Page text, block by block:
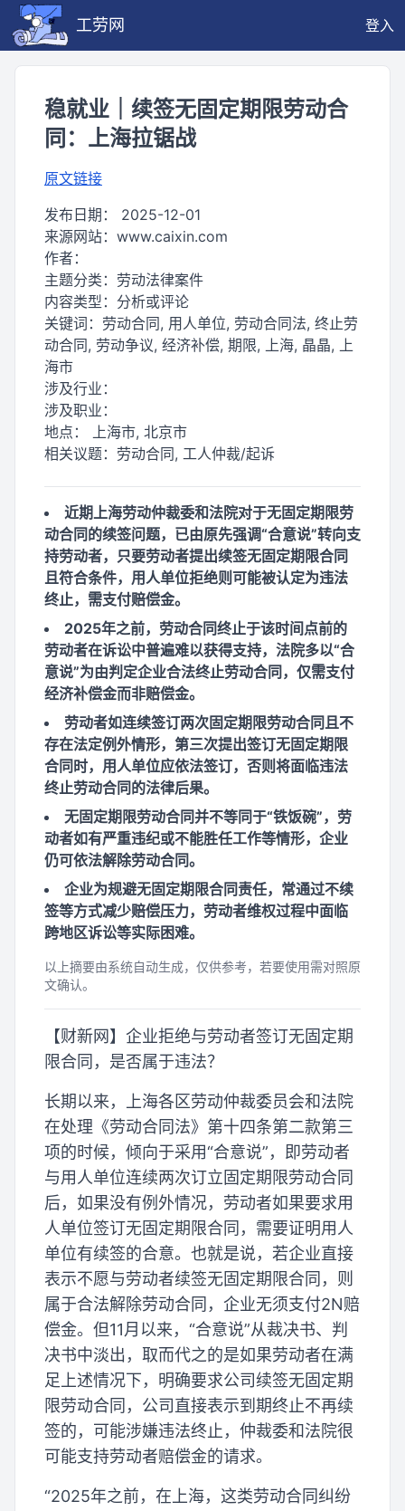
工劳网 登入
稳就业｜续签无固定期限劳动合
同：上海拉锯战
原文链接
发布日期： 2025-12-01
来源网站： www.caixin.com
作者：
主题分类： 劳动法律案件
内容类型： 分析或评论
关键词： 劳动合同, 用人单位, 劳动合同法, 终止劳
动合同, 劳动争议, 经济补偿, 期限, 上海, 晶晶, 上
海市
涉及行业：
涉及职业：
地点： 上海市, 北京市
相关议题： 劳动合同, 工人仲裁/起诉
近期上海劳动仲裁委和法院对于无固定期限劳
动合同的续签问题，已由原先强调“合意说”转向支
持劳动者，只要劳动者提出续签无固定期限合同
且符合条件，用人单位拒绝则可能被认定为违法
终止，需支付赔偿金。
2025年之前，劳动合同终止于该时间点前的
劳动者在诉讼中普遍难以获得支持，法院多以“合
意说”为由判定企业合法终止劳动合同，仅需支付
经济补偿金而非赔偿金。
劳动者如连续签订两次固定期限劳动合同且不
存在法定例外情形，第三次提出签订无固定期限
合同时，用人单位应依法签订，否则将面临违法
终止劳动合同的法律后果。
无固定期限劳动合同并不等同于“铁饭碗”，劳
动者如有严重违纪或不能胜任工作等情形，企业
仍可依法解除劳动合同。
企业为规避无固定期限合同责任，常通过不续
签等方式减少赔偿压力，劳动者维权过程中面临
跨地区诉讼等实际困难。
以上摘要由系统自动生成，仅供参考，若要使用需对照原
文确认。
【财新网】企业拒绝与劳动者签订无固定期
限合同，是否属于违法？
长期以来，上海各区劳动仲裁委员会和法院
在处理《劳动合同法》第十四条第二款第三
项的时候，倾向于采用“合意说”，即劳动者
与用人单位连续两次订立固定期限劳动合同
后，如果没有例外情况，劳动者如果要求用
人单位签订无固定期限合同，需要证明用人
单位有续签的合意。也就是说，若企业直接
表示不愿与劳动者续签无固定期限合同，则
属于合法解除劳动合同，企业无须支付2N赔
偿金。但11月以来，“合意说”从裁决书、判
决书中淡出，取而代之的是如果劳动者在满
足上述情况下，明确要求公司续签无固定期
限劳动合同，公司直接表示到期终止不再续
签的，可能涉嫌违法终止，仲裁委和法院很
可能支持劳动者赔偿金的请求。
“2025年之前，在上海，这类劳动合同纠纷